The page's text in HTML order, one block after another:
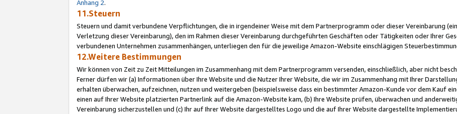
Anhang 2.
11.Steuern
Steuern und damit verbundene Verpflichtungen, die in irgendeiner Weise mit dem Partnerprogramm oder dieser Vereinbarung
Verletzung dieser Vereinbarung), den im Rahmen dieser Vereinbarung durchgeführten Geschäften oder Tätigkeiten oder Ihrer
verbundenen Unternehmen zusammenhängen, unterliegen den für die jeweilige Amazon-Website einschlägigen
12.Weitere Bestimmungen
Wir können von Zeit zu Zeit Mitteilungen im Zusammenhang mit dem Partnerprogramm versenden, einschließlich, aber nicht
Ferner dürfen wir (a) Informationen über Ihre Website und die Nutzer Ihrer Website, die wir im Zusammenhang mit Ihrer
erhalten überwachen, aufzeichnen, nutzen und weitergeben (beispielsweise dass ein bestimmter Amazon-Kunde vor dem Kauf
einen auf Ihrer Website platzierten Partnerlink auf die Amazon-Website kam, (b) Ihre Website prüfen, überwachen und
Vereinbarung sicherzustellen und (c) Ihr auf Ihrer Website dargestelltes Logo und die auf Ihrer Website dargestellte